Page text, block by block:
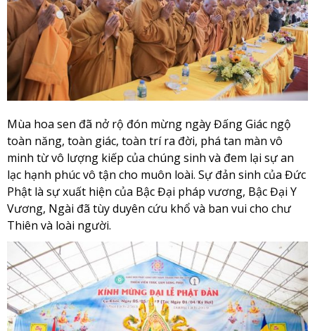
Mùa hoa sen đã nở rộ đón mừng ngày Đấng Giác ngộ
toàn năng, toàn giác, toàn trí ra đời, phá tan màn vô
minh từ vô lượng kiếp của chúng sinh và đem lại sự an
lạc hạnh phúc vô tận cho muôn loài. Sự đản sinh của Đức
Phật là sự xuất hiện của Bậc Đại pháp vương, Bậc Đại Y
Vương, Ngài đã tùy duyên cứu khổ và ban vui cho chư
Thiên và loài người.